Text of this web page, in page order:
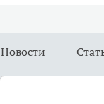
Новости